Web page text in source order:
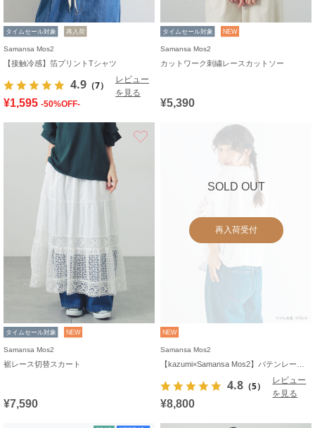
タイムセール対象 再入荷
Samansa Mos2
【接触冷感】箔プリントTシャツ
4.9 （7）
レビュー
を見る
¥1,595 -50%OFF-
タイムセール対象 NEW
Samansa Mos2
カットワーク刺繍レースカットソー
¥5,390
タイムセール対象 NEW
Samansa Mos2
裾レース切替スカート
¥7,590
SOLD OUT
再入荷受付
NEW
Samansa Mos2
4.8 （5）
レビュー
を見る
¥8,800